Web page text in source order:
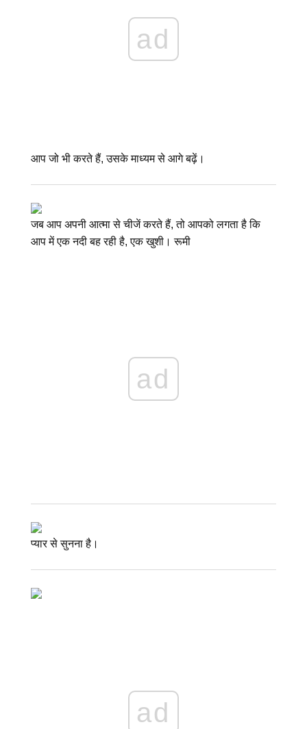
ad
आप जो भी करते हैं, उसके माध्यम से आगे बढ़ें।
जब आप अपनी आत्मा से चीजें करते हैं, तो आपको लगता है कि
आप में एक नदी बह रही है, एक खुशी। रूमी
ad
प्यार से सुनना है।
ad